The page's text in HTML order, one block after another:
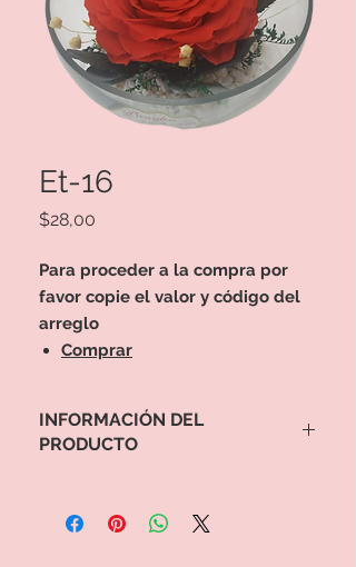
Et-16
$28,00
Para proceder a la compra por
favor copie el valor y código del
arreglo
Comprar
INFORMACIÓN DEL
PRODUCTO
Comprar